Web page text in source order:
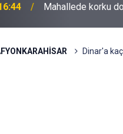
Mahallede korku
Dinar'a